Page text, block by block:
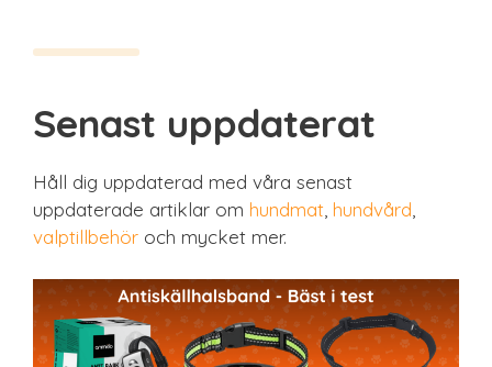
Senast uppdaterat
Håll dig uppdaterad med våra senast
uppdaterade artiklar om hundmat hundvård
valptillbehör och mycket mer.